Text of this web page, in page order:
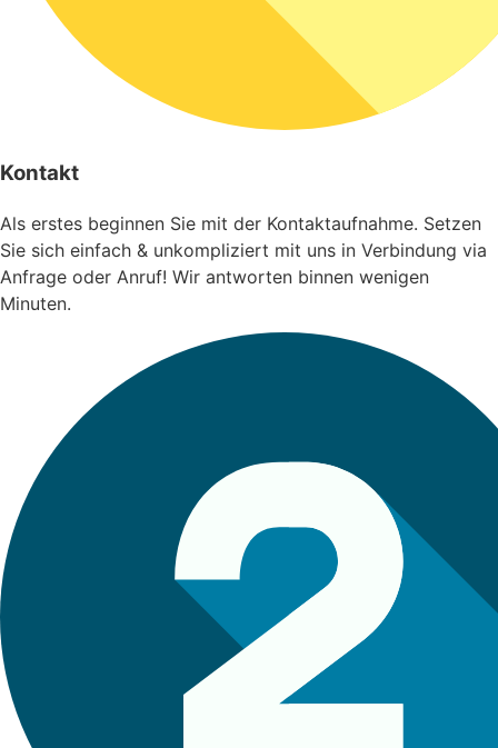
Kontakt
Als erstes beginnen Sie mit der Kontaktaufnahme. Setzen
Sie sich einfach & unkompliziert mit uns in Verbindung via
Anfrage oder Anruf! Wir antworten binnen wenigen
Minuten.